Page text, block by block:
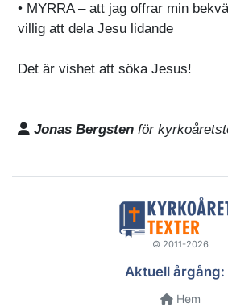
• MYRRA – att jag offrar min
villig att dela Jesu lidande
Det är vishet att söka Jesus!
Jonas Bergsten för
© 2011-2026
Aktuell årgång:
Hem